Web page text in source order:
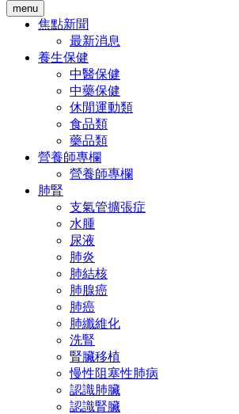
menu
焦點新聞
最新消息
養生保健
中醫保健
中藥保健
休閒運動類
食品類
藥品類
營養師專欄
營養師專欄
肺腎
支氣管擴張症
水腫
尿液
肺炎
肺結核
肺腺癌
肺癌
肺纖維化
洗腎
腎臟移植
慢性阻塞性肺病
認識肺臟
認識腎臟